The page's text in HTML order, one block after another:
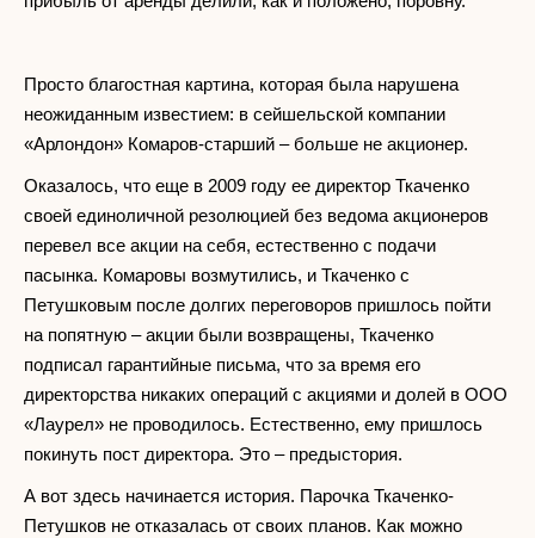
Просто благостная картина, которая была нарушена
неожиданным известием: в сейшельской компании
«Арлондон» Комаров-старший – больше не акционер.
Оказалось, что еще в 2009 году ее директор Ткаченко
своей единоличной резолюцией без ведома акционеров
перевел все акции на себя, естественно с подачи
пасынка. Комаровы возмутились, и Ткаченко с
Петушковым после долгих переговоров пришлось пойти
на попятную – акции были возвращены, Ткаченко
подписал гарантийные письма, что за время его
директорства никаких операций с акциями и долей в ООО
«Лаурел» не проводилось. Естественно, ему пришлось
покинуть пост директора. Это – предыстория.
А вот здесь начинается история. Парочка Ткаченко-
Петушков не отказалась от своих планов. Как можно